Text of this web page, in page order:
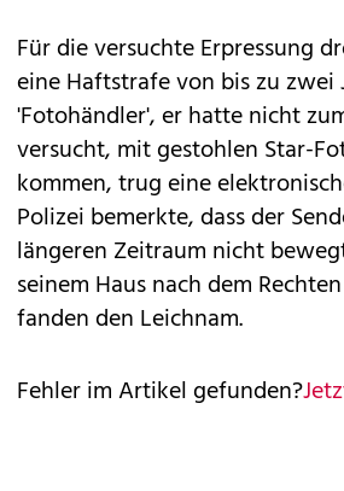
Für die versuchte Erpressung
eine Haftstrafe von bis zu zwei
'Fotohändler', er hatte nicht
versucht, mit gestohlen Star-
kommen, trug eine
Polizei bemerkte, dass der
längeren Zeitraum nicht
seinem Haus nach dem
fanden den Leichnam.
Fehler im Artikel gefunden?